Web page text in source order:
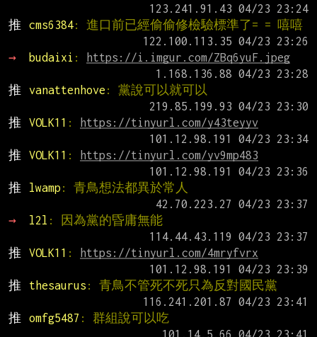
推
cms6384: 進口前已經偷偷修檢驗標準了= = 嘻嘻
→
budaixi :
https://i.imgur.com/ZBq6yuF.jpeg
推
vanattenhove : 黨說可以就可以
推
VOLK11 :
https://tinyurl.com/y43teyyv
推
VOLK11 :
https://tinyurl.com/yv9mp483
推
lwamp : 青鳥想法都異於常人
→
l2l : 因為黨的昏庸無能
推
VOLK11 :
https://tinyurl.com/4mryfvrx
推
thesaurus : 青鳥不管死不死只為反對國民黨
推
omfg5487 : 群組說可以吃